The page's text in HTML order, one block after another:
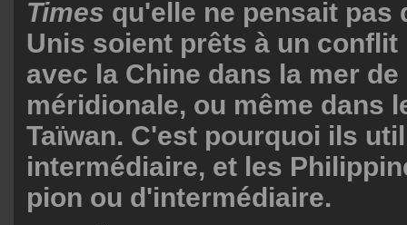
Times qu'elle ne pensait pas
Unis soient prêts à un
avec la Chine dans la mer de
méridionale, ou même dans
Taïwan. C'est pourquoi ils
intermédiaire, et les
pion ou d'intermédiaire.